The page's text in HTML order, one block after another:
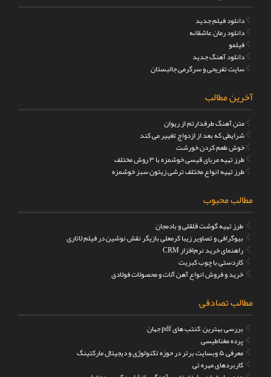
دانلود فیلم جدید
دانلود رمان عاشقانه
فیلمو
دانلود آهنگ جدید
سایت تفریحی و سرگرمی جالبستان
آخرین مطالب
متن آهنگ طرفدارتم از ریوان
شرایطی که بعد از ازدواج تغییر می کند
خوش طعم کردن خورشت
طرز تهیه مربای قیسی خوشمزه با ۳ روش مختلف
طرز تهیه انواع مختلف ترشی زیتون سبز خوشمزه
مطالب محبوب
طرز تهیه گوشت قلقلی و بادمجان
بیوگرافی و تصاویر زیبا کرمعلی بازیگر نقش نوشین در فیلم لاتاری
راهنمای خرید نرم‌افزار CRM
کاردستی با چوب کبریت
خرید و فروش انواع آهن آلات و محصولات فولادی
مطالب تصادفی
بررسی بهترین ;کنتب های pdf جهان
پرده مغناطیسی
معرفی ۵ وبسایت برتر در حوزه تکنولوژی و دیجیتال مارکتینگ
کاربردهای مهره تی